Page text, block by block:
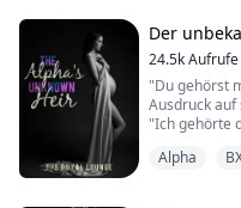
sein.
Doch er
Freund
Jetzt weiß
Ein Apfel am
Der
24.5kAufrufe
"Du gehörst
Ausdruck
"Ich gehörte
spiegeln,
Alpha